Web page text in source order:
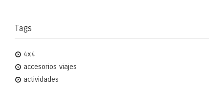
Tags
4x4
accesorios viajes
actividades